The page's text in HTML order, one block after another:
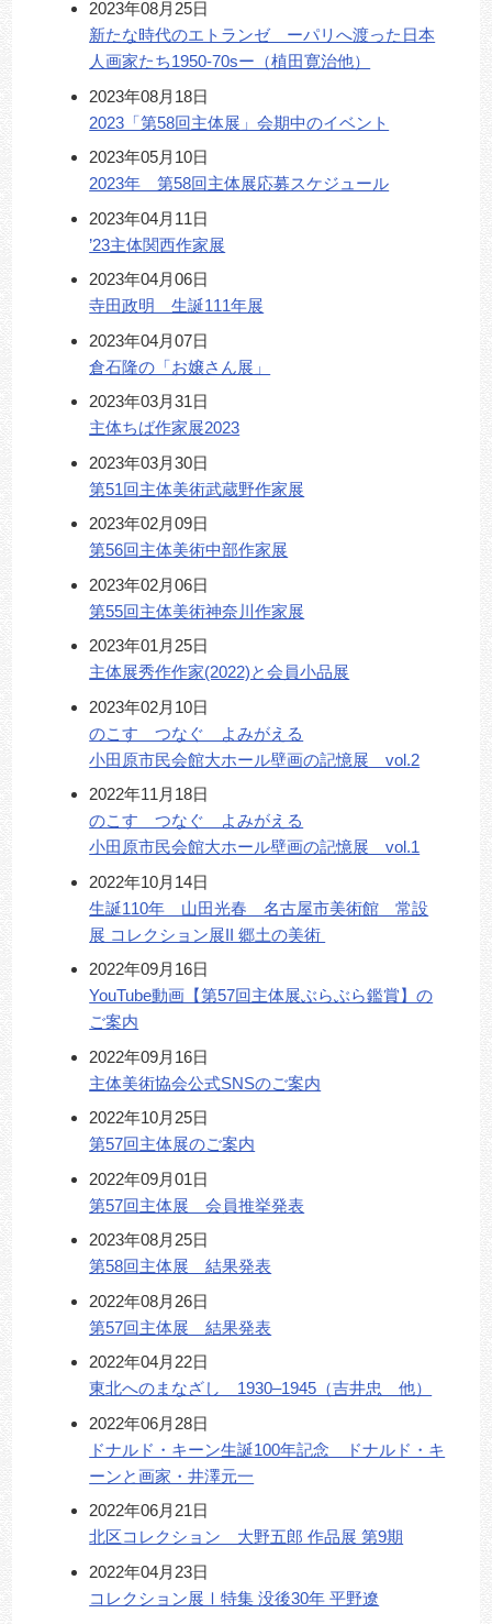
2023年08月25日
新たな時代のエトランゼ ーパリへ渡った日本
人画家たち1950-70sー（植田寛治他）
2023年08月18日
2023「第58回主体展」会期中のイベント
2023年05月10日
2023年 第58回主体展応募スケジュール
2023年04月11日
’23主体関西作家展
2023年04月06日
寺田政明 生誕111年展
2023年04月07日
倉石隆の「お嬢さん展」
2023年03月31日
主体ちば作家展2023
2023年03月30日
第51回主体美術武蔵野作家展
2023年02月09日
第56回主体美術中部作家展
2023年02月06日
第55回主体美術神奈川作家展
2023年01月25日
主体展秀作作家(2022)と会員小品展
2023年02月10日
のこす つなぐ よみがえる
小田原市民会館大ホール壁画の記憶展 vol.2
2022年11月18日
のこす つなぐ よみがえる
小田原市民会館大ホール壁画の記憶展 vol.1
2022年10月14日
生誕110年 山田光春 名古屋市美術館 常設
展 コレクション展II 郷土の美術
2022年09月16日
YouTube動画【第57回主体展ぶらぶら鑑賞】の
ご案内
2022年09月16日
主体美術協会公式SNSのご案内
2022年10月25日
第57回主体展のご案内
2022年09月01日
第57回主体展 会員推挙発表
2023年08月25日
第58回主体展 結果発表
2022年08月26日
第57回主体展 結果発表
2022年04月22日
東北へのまなざし 1930–1945（吉井忠 他）
2022年06月28日
ドナルド・キーン生誕100年記念 ドナルド・キ
ーンと画家・井澤元一
2022年06月21日
北区コレクション 大野五郎 作品展 第9期
2022年04月23日
コレクション展Ⅰ特集 没後30年 平野遼